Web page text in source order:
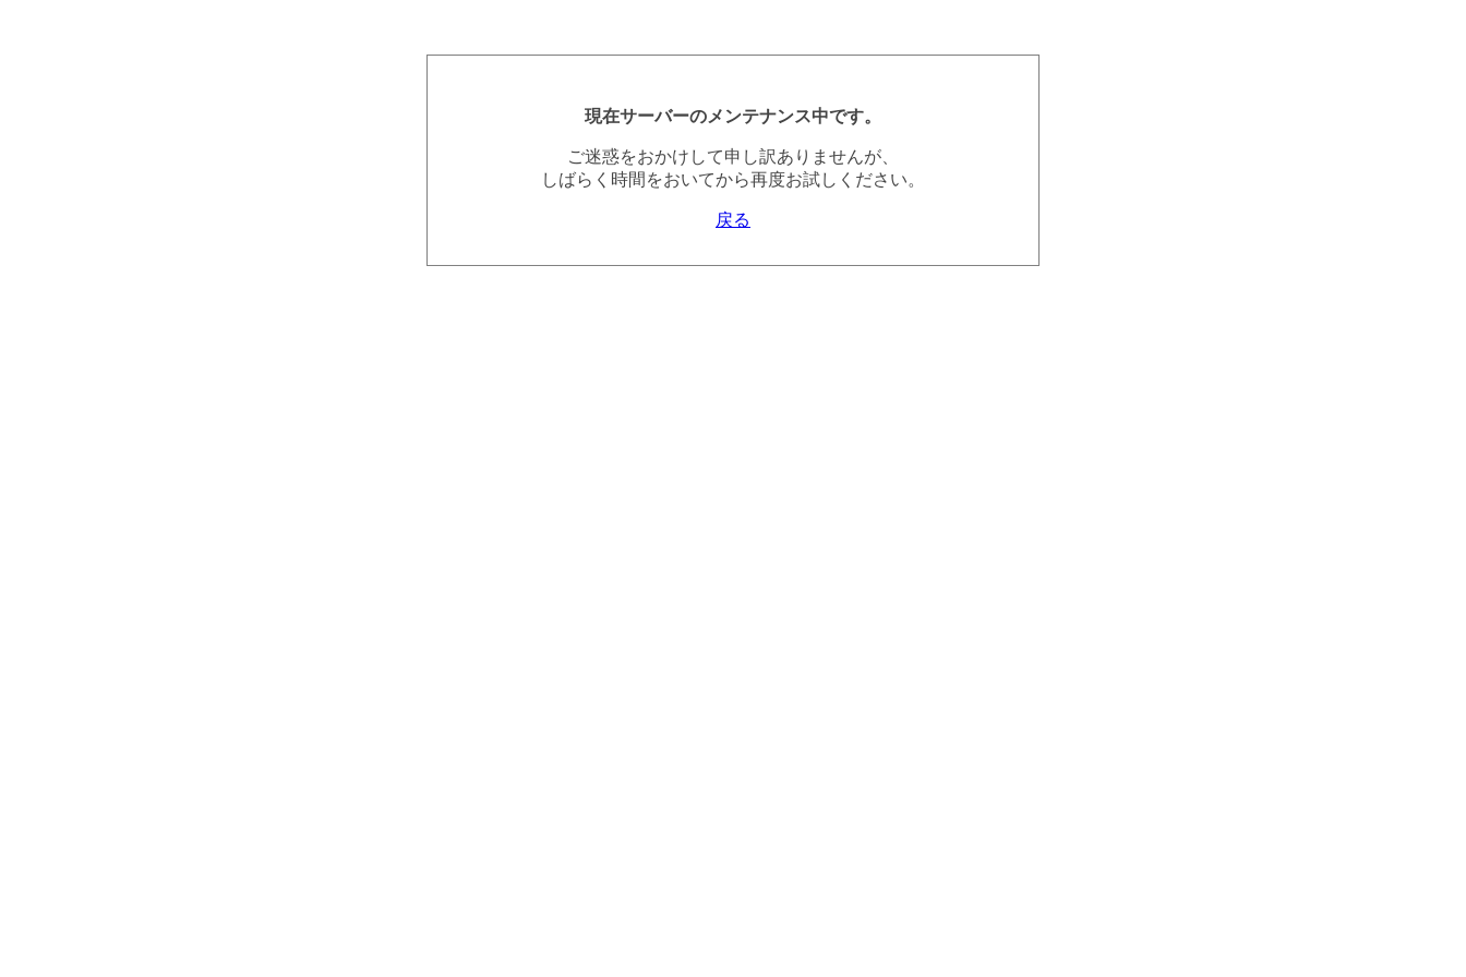
現在サーバーのメンテナンス中です。
ご迷惑をおかけして申し訳ありませんが、
しばらく時間をおいてから再度お試しください。
戻る